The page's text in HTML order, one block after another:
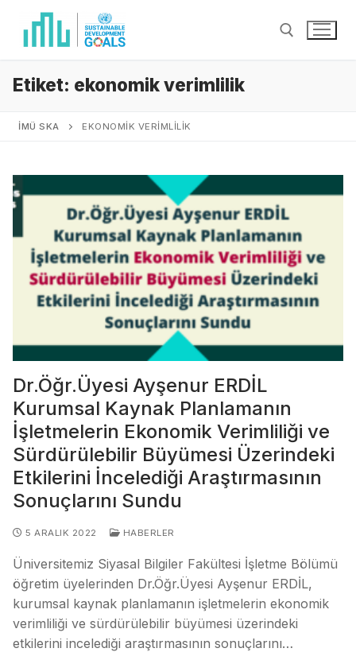
Etiket: ekonomik verimlilik
İMÜ SKA EKONOMIK VERIMLILIK
Dr.Öğr.Üyesi Ayşenur ERDİL
Kurumsal Kaynak Planlamanın
İşletmelerin Ekonomik Verimliliği ve
Sürdürülebilir Büyümesi Üzerindeki
Etkilerini İncelediği Araştırmasının
Sonuçlarını Sundu
5 ARALIK 2022 HABERLER
Üniversitemiz Siyasal Bilgiler Fakültesi İşletme Bölümü
öğretim üyelerinden Dr.Öğr.Üyesi Ayşenur ERDİL,
kurumsal kaynak planlamanın işletmelerin ekonomik
verimliliği ve sürdürülebilir büyümesi üzerindeki
etkilerini incelediği araştırmasının sonuçlarını…